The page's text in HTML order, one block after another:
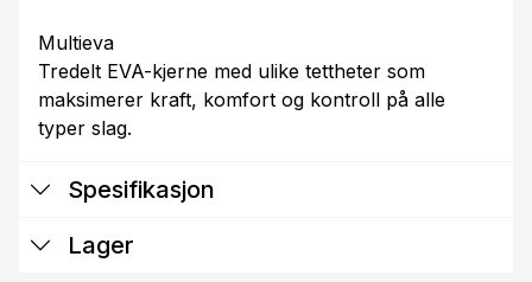
Multieva
Tredelt EVA-kjerne med ulike tettheter som
maksimerer kraft, komfort og kontroll på alle
typer slag.
Spesifikasjon
Lager